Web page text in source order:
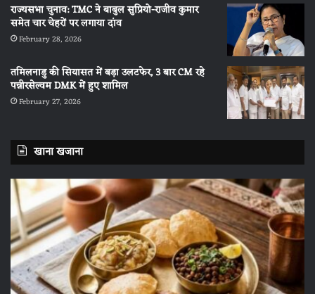
राज्यसभा चुनाव: TMC ने बाबुल सुप्रियो-राजीव कुमार
समेत चार चेहरों पर लगाया दांव
February 28, 2026
तमिलनाडु की सियासत में बड़ा उलटफेर, 3 बार CM रहे
पन्नीरसेल्वम DMK में हुए शामिल
February 27, 2026
खाना खजाना